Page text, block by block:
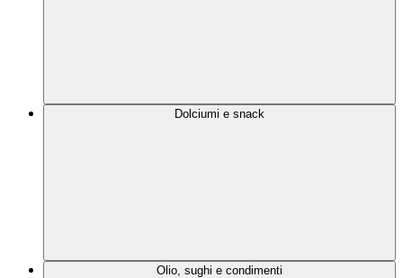
Dolciumi e snack
Olio, sughi e condimenti